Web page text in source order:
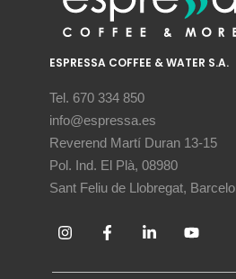
ESPRESSA COFFEE & WATER S.A.
Tel. 670 334 850
info@espressa.es
Reverend Martí Duran 13-15
Pol. Ind. El Plà, 08980
Sant Feliu de Llobregat,